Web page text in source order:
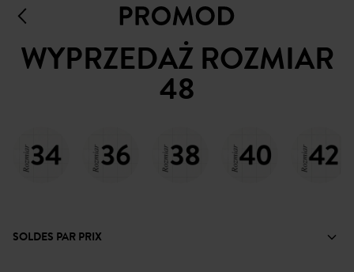
WYPRZEDAŻ ROZMIAR
48
SOLDES PAR PRIX